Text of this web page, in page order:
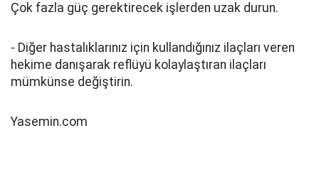
Çok fazla güç gerektirecek işlerden uzak durun.
- Diğer hastalıklarınız için kullandığınız ilaçları veren
hekime danışarak reflüyü kolaylaştıran ilaçları
mümkünse değiştirin.
Yasemin.com